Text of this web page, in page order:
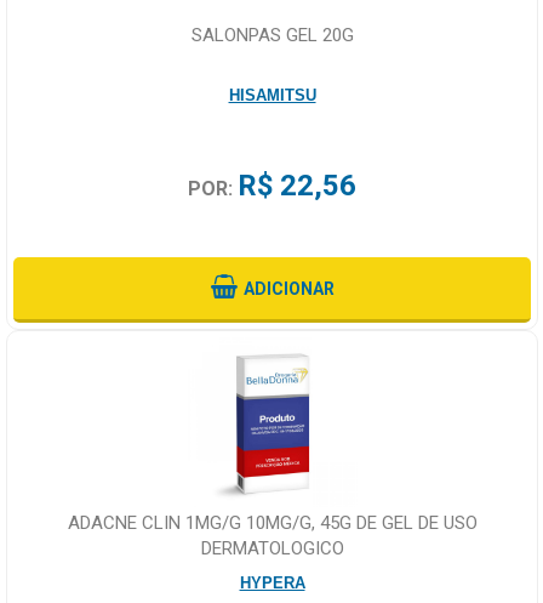
SALONPAS GEL 20G
HISAMITSU
POR: R$ 22,56
ADICIONAR
ADACNE CLIN 1MG/G 10MG/G, 45G DE GEL DE USO
DERMATOLOGICO
HYPERA